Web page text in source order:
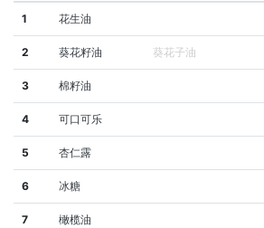
1 花生油
2 葵花籽油 葵花子油
3 棉籽油
4 可口可乐
5 杏仁露
6 冰糖
7 橄榄油